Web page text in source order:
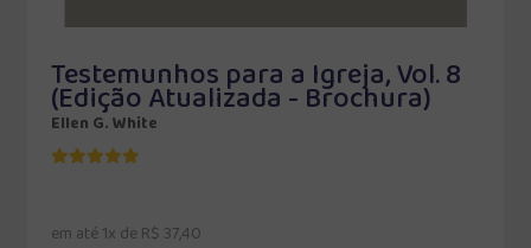
Testemunhos para a Igreja, Vol. 8
(Edição Atualizada - Brochura)
Ellen G. White
em até 1x de R$ 37,40